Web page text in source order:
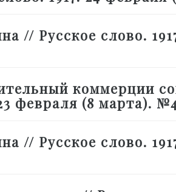
// Русское слово.
коммерции
февраля (8 марта).
Русское слово.